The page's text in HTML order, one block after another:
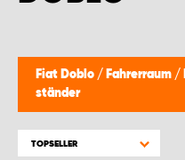
Fiat Doblo / Fahrerraum /
ständer
TOPSELLER